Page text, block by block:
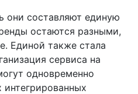
они составляют единую
остаются разными,
Единой также стала
сервиса на
одновременно